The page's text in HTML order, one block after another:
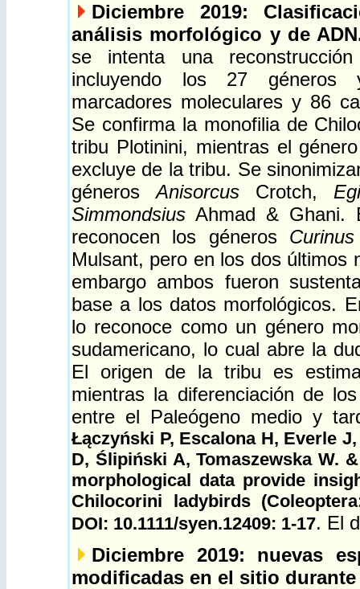
Diciembre 2019:
análisis morfológico y de
se intenta una
incluyendo los 27 géneros
marcadores moleculares y 86
Se confirma la monofilia de
tribu Plotinini, mientras el
excluye de la tribu. Se
génerosAnisorcus Crotch,
Simmondsius Ahmad & Ghani.
reconocen los géneros Curinus
Mulsant, pero en los dos últimos
embargo ambos fueron
base a los datos morfológicos.
lo reconoce como un género
sudamericano, lo cual abre la
El origen de la tribu es
mientras la diferenciación de
entre el Paleógeno medio y
Łączyński P, Escalona H, Everle
D, Ślipiński A, Tomaszewska W.
morphological data provide
Chilocorini ladybirds
DOI: 10.1111/syen.12409: 1-17. El
Diciembre 2019: nuevas
modificadas en el sitio durante